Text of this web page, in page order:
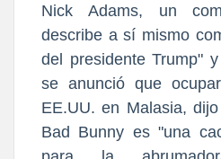
Nick Adams, un
describe a sí mismo
del presidente Trump"
se anunció que
EE.UU. en Malasia,
Bad Bunny es "una